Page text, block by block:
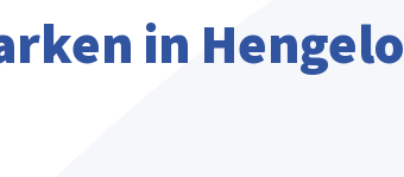
in Hengelo